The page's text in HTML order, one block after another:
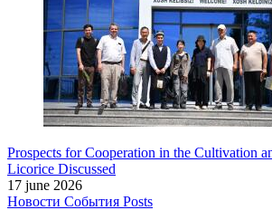
Prospects for Cooperation in the Cultivation
Licorice Discussed
17 june 2026
Новости События Posts